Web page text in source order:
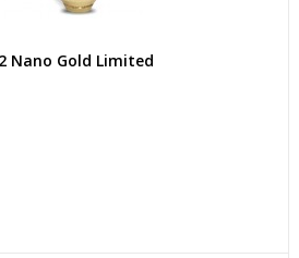
Nano Gold Limited